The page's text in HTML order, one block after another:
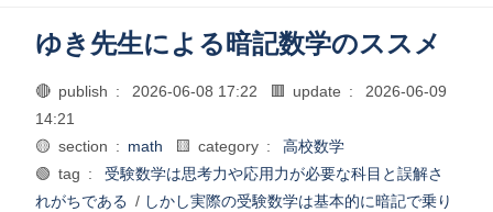
ゆき先生による暗記数学のススメ
🔴 publish : 2026-06-08 17:22 🟥 update :
2026-06-09
14:21
🟡 section : math 🟨 category :
高校数学
🟢 tag :
受験数学は思考力や応用力が必要な科目と誤解さ
れがちである / しかし実際の受験数学は基本的に暗記で乗り